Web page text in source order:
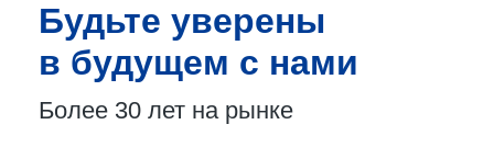
Будьте уверены
в будущем с нами
Более 30 лет на рынке